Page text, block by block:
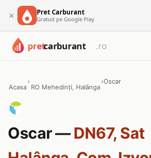
× Pret Carburant
Gratuit pe Google Play
Acasa
›
RO Mehedinți, Halânga
›Oscar
Oscar — DN67, Sat